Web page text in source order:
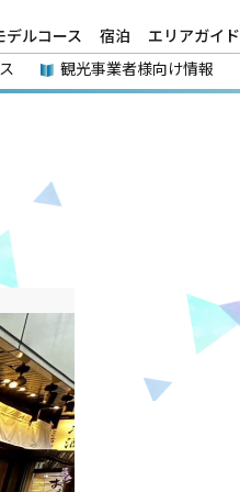
デルコース 宿泊
エリアガイド
観光事業者様向け情報